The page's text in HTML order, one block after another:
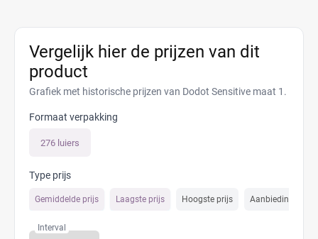
Vergelijk hier de prijzen van dit
product
Grafiek met historische prijzen van Dodot Sensitive maat 1.
Formaat verpakking
276 luiers
Type prijs
Gemiddelde prijs Laagste prijs Hoogste prijs Aanbiedings prijs
Interval